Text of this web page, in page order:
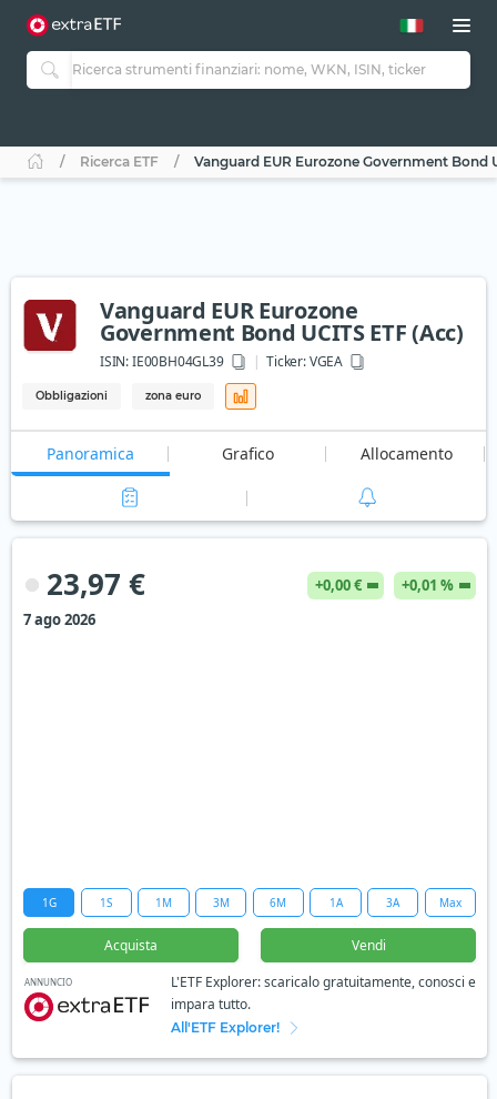
Ricerca ETF Vanguard EUR Eurozone Government Bond
Vanguard EUR Eurozone
Government Bond UCITS ETF (Acc)
ISIN:IE00BH04GL39 Ticker:VGEA
Obbligazioni zona euro
Panoramica Grafico Allocamento
23,97 € +0,00 €
+0,01 %
7 ago 2026
1G 1S 1M 3M 6M 1A 3A Max
Acquista Vendi
ANNUNCIO
L'ETF Explorer: scaricalo gratuitamente, conosci e
impara tutto.
All'ETF Explorer!